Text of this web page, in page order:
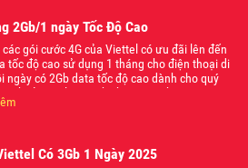
2Gb/1 ngày Tốc Độ Cao
các gói cước 4G của Viettel có ưu đãi lên đến
tốc độ cao sử dụng 1 tháng cho điện thoại di
ngày có 2Gb data tốc độ cao dành cho quý
thoải mái lướt web chơi game hoặc truy cập
ứng dụng mạng xã hội hot nhất hiện nay
Có 3Gb 1 Ngày 2025